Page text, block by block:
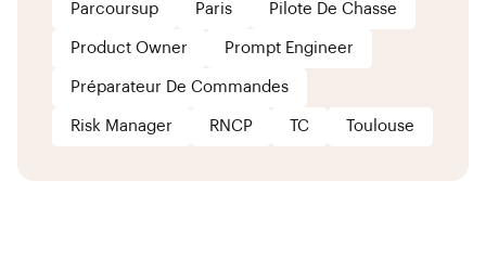
Parcoursup Paris Pilote De Chasse
Product Owner Prompt Engineer
Préparateur De Commandes
Risk Manager RNCP TC Toulouse